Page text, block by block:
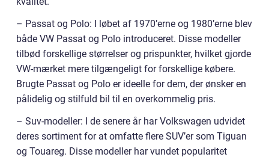
– Passat og Polo: I løbet af 1970’erne og 1980’erne blev
både VW Passat og Polo introduceret. Disse modeller
tilbød forskellige størrelser og prispunkter, hvilket gjorde
VW-mærket mere tilgængeligt for forskellige købere.
Brugte Passat og Polo er ideelle for dem, der ønsker en
pålidelig og stilfuld bil til en overkommelig pris.
– Suv-modeller: I de senere år har Volkswagen udvidet
deres sortiment for at omfatte flere SUV’er som Tiguan
og Touareg. Disse modeller har vundet popularitet